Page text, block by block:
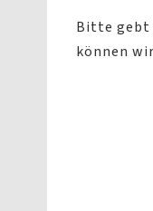
Bitte gebt
können